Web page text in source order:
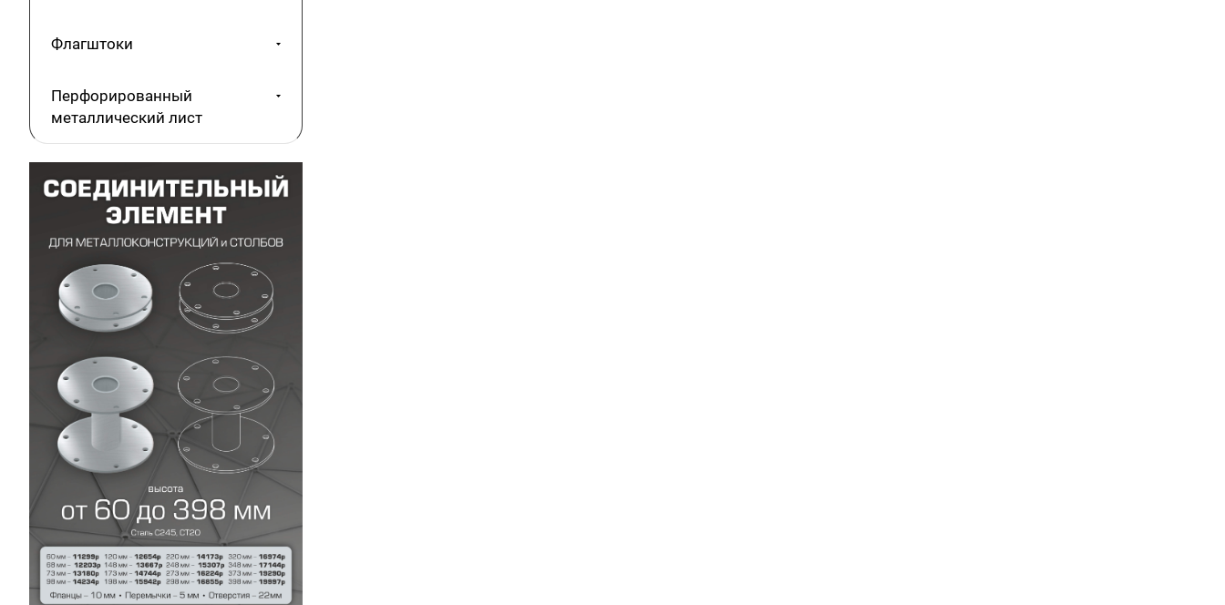
Флагштоки
Перфорированный
металлический лист